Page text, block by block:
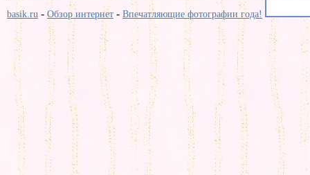
basik.ru - Обзор интернет - Впечатляющие фотографии года!